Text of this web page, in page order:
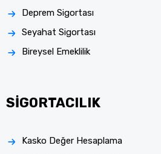
Deprem Sigortası
Seyahat Sigortası
Bireysel Emeklilik
SİGORTACILIK
Kasko Değer Hesaplama